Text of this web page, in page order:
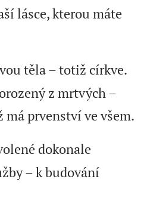
lásce, kterou máte
těla – totiž církve.
z mrtvých –
má prvenství ve všem.
dokonale
– k budování